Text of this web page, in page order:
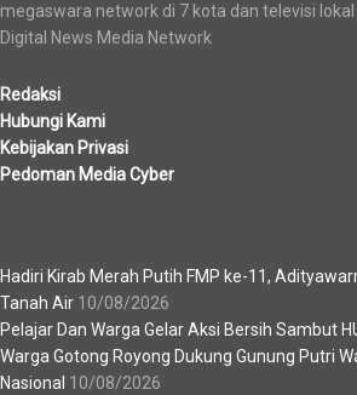
megaswara network di 7 kota dan televisi lokal
Digital News Media Network
Redaksi
Hubungi Kami
Kebijakan Privasi
Pedoman Media Cyber
Hadiri Kirab Merah Putih FMP ke-11,
Tanah Air 10/08/2026
Pelajar Dan Warga Gelar Aksi Bersih Sambut
Warga Gotong Royong Dukung Gunung Putri
Nasional 10/08/2026